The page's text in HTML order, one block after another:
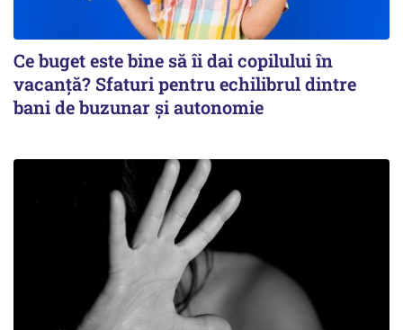
Ce buget este bine să îi dai copilului în
vacanță? Sfaturi pentru echilibrul dintre
bani de buzunar și autonomie